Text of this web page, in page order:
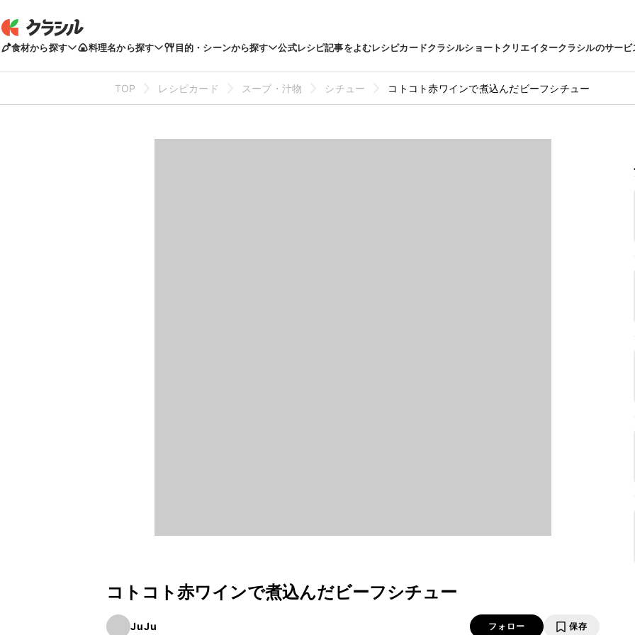
食材から探す 料理名から探す 目的・シーンから探す 公式レシピ記事をよむレシピカードクラシルショートクリエイタークラシルのサービ
TOP レシピカード スープ・汁物 シチュー コトコト赤ワインで煮込んだビーフシチュー
コトコト赤ワインで煮込んだビーフシチュー
JuJu フォロー 保存